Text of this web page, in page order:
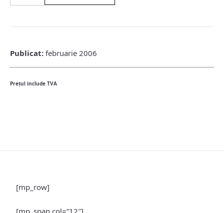
&
/
quantity
Publicat: februarie 2006
Preţul include TVA
[mp_row]
[mp_span col=”12″]